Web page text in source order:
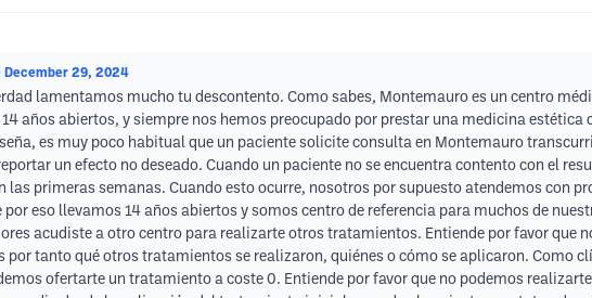
December 29, 2024
lamentamos mucho tu descontento. Como sabes, Montemauro es un centro
años abiertos, y siempre nos hemos preocupado por prestar una medicina
es muy poco habitual que un paciente solicite consulta en Montemauro
un efecto no deseado. Cuando un paciente no se encuentra contento con el
las primeras semanas. Cuando esto ocurre, nosotros por supuesto atendemos con
eso llevamos 14 años abiertos y somos centro de referencia para muchos de
acudiste a otro centro para realizarte otros tratamientos. Entiende por favor que
por tanto qué otros tratamientos se realizaron, quiénes o cómo se aplicaron. Como
ofertarte un tratamiento a coste 0. Entiende por favor que no podemos